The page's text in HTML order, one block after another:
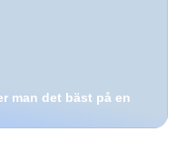
man det bäst på en